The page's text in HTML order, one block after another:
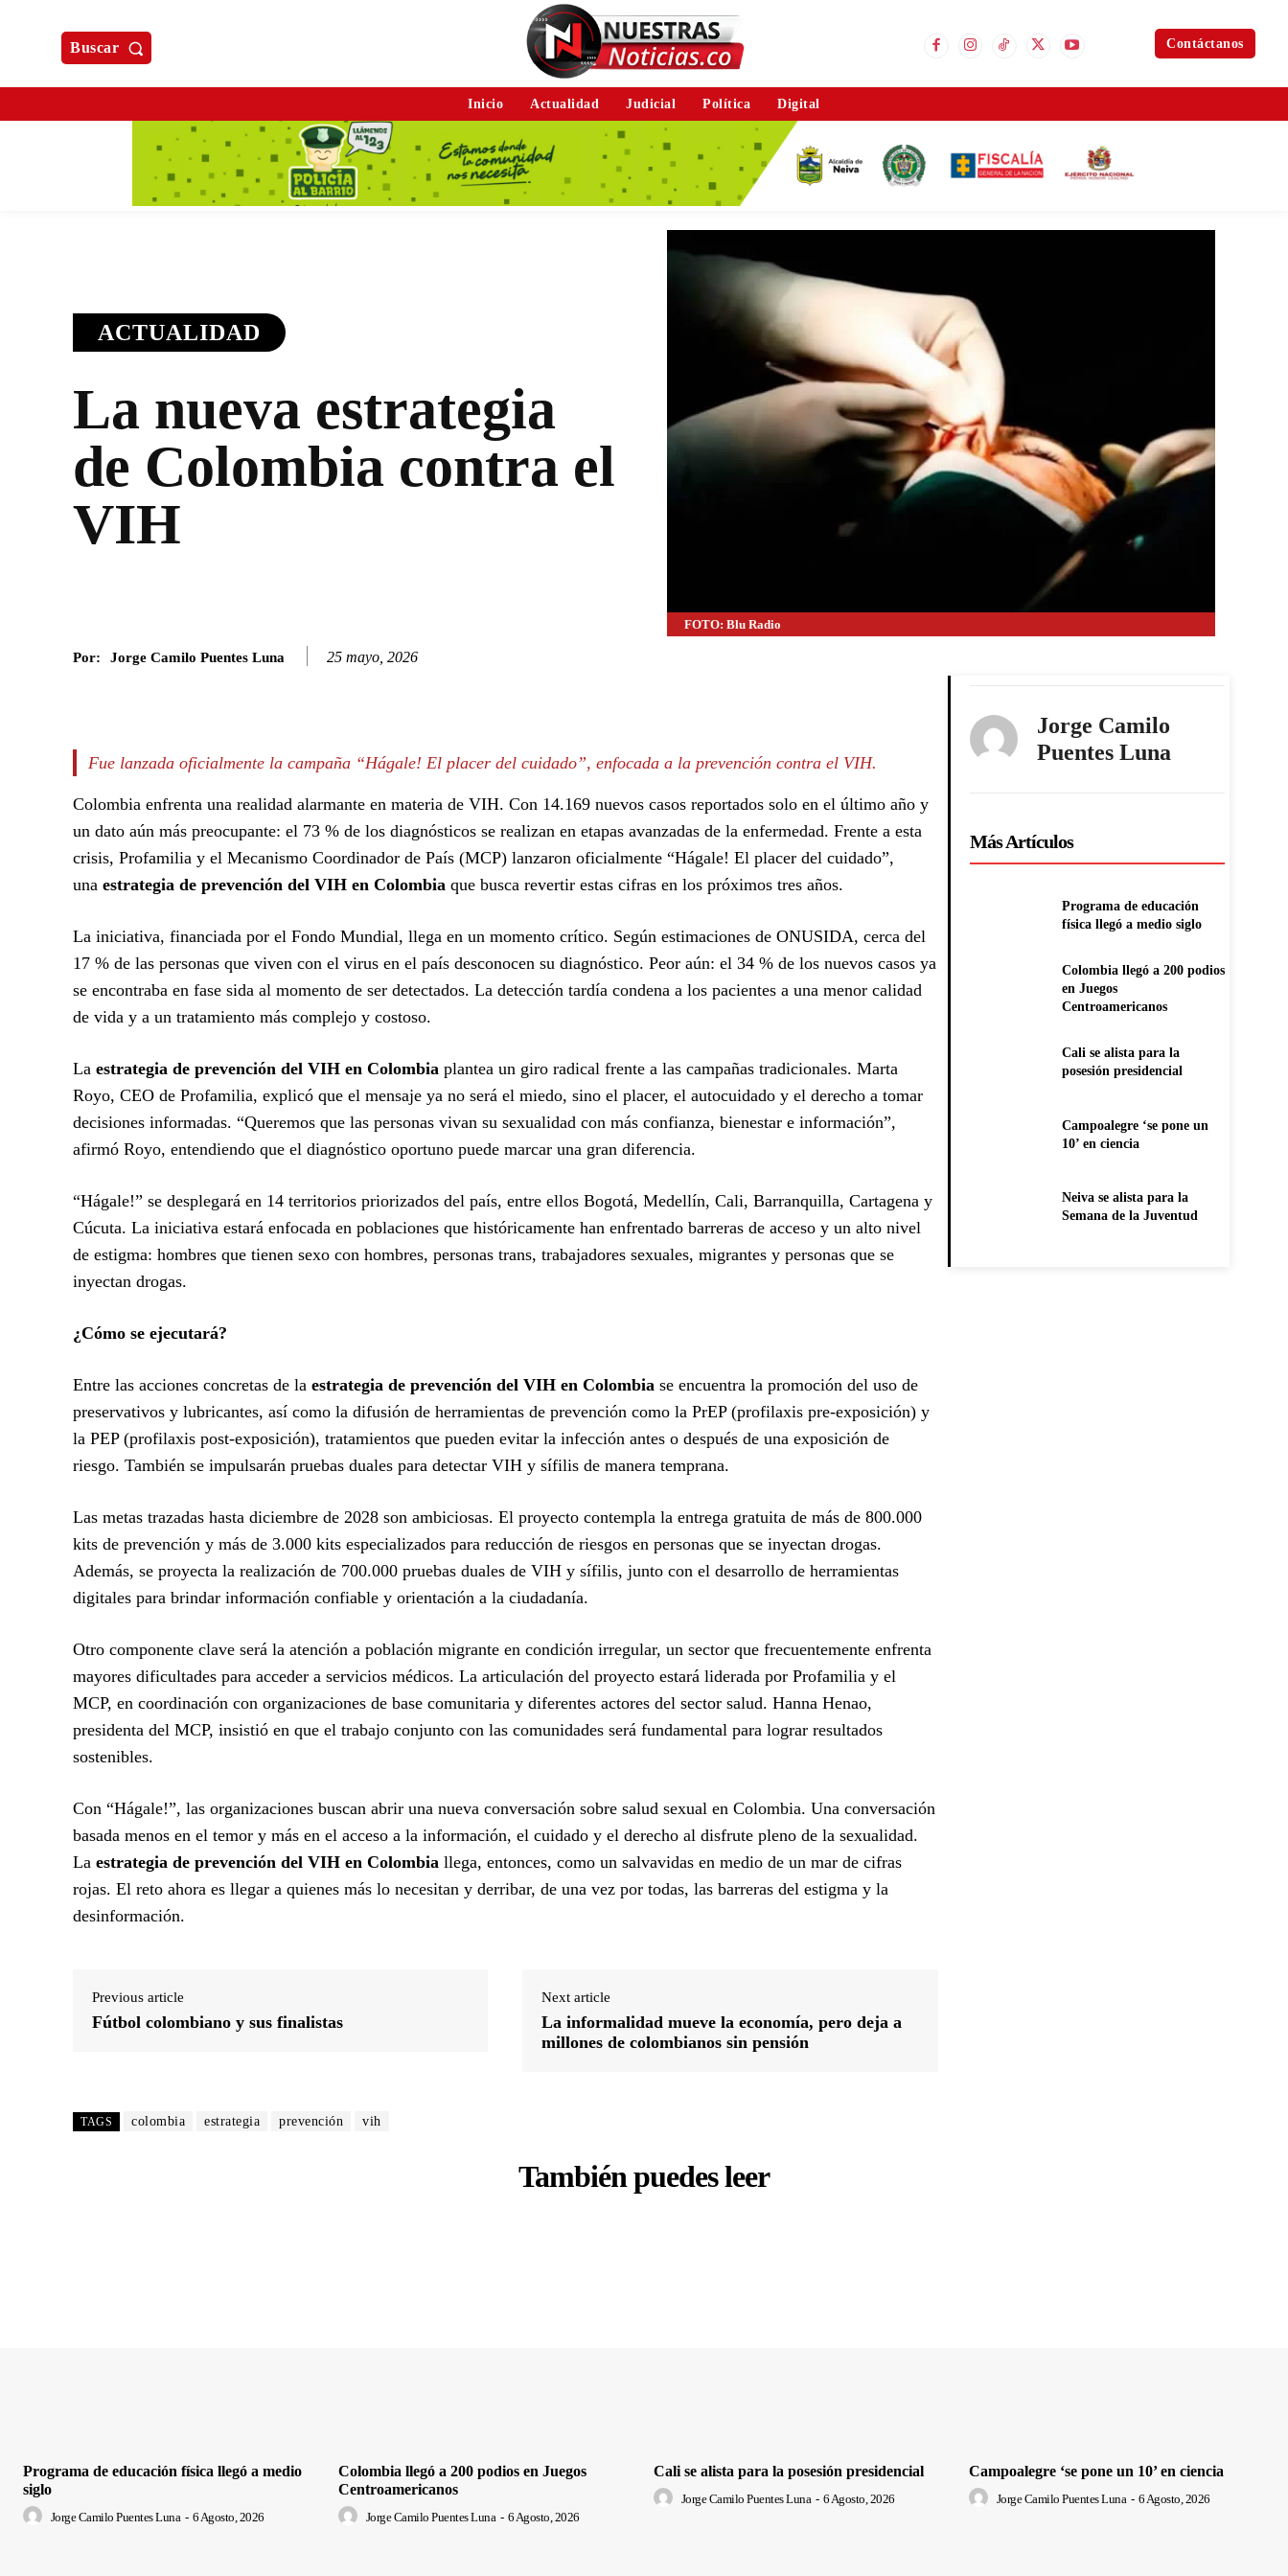
Buscar Contáctanos
Inicio Actualidad Judicial Política Digital
ACTUALIDAD
La nueva estrategia
de Colombia contra el
VIH
FOTO: Blu Radio
Por: Jorge Camilo Puentes Luna 25 mayo, 2026
Fue lanzada oficialmente la campaña “Hágale! El placer del cuidado”, enfocada a la prevención contra el VIH.
Colombia enfrenta una realidad alarmante en materia de VIH. Con 14.169 nuevos casos reportados solo en el último año y
un dato aún más preocupante: el 73 % de los diagnósticos se realizan en etapas avanzadas de la enfermedad. Frente a esta
crisis, Profamilia y el Mecanismo Coordinador de País (MCP) lanzaron oficialmente “Hágale! El placer del cuidado”,
una estrategia de prevención del VIH en Colombia que busca revertir estas cifras en los próximos tres años.
La iniciativa, financiada por el Fondo Mundial, llega en un momento crítico. Según estimaciones de ONUSIDA, cerca del
17 % de las personas que viven con el virus en el país desconocen su diagnóstico. Peor aún: el 34 % de los nuevos casos ya
se encontraba en fase sida al momento de ser detectados. La detección tardía condena a los pacientes a una menor calidad
de vida y a un tratamiento más complejo y costoso.
La estrategia de prevención del VIH en Colombia plantea un giro radical frente a las campañas tradicionales. Marta
Royo, CEO de Profamilia, explicó que el mensaje ya no será el miedo, sino el placer, el autocuidado y el derecho a tomar
decisiones informadas. “Queremos que las personas vivan su sexualidad con más confianza, bienestar e información”,
afirmó Royo, entendiendo que el diagnóstico oportuno puede marcar una gran diferencia.
“Hágale!” se desplegará en 14 territorios priorizados del país, entre ellos Bogotá, Medellín, Cali, Barranquilla, Cartagena y
Cúcuta. La iniciativa estará enfocada en poblaciones que históricamente han enfrentado barreras de acceso y un alto nivel
de estigma: hombres que tienen sexo con hombres, personas trans, trabajadores sexuales, migrantes y personas que se
inyectan drogas.
¿Cómo se ejecutará?
Entre las acciones concretas de la estrategia de prevención del VIH en Colombia se encuentra la promoción del uso de
preservativos y lubricantes, así como la difusión de herramientas de prevención como la PrEP (profilaxis pre-exposición) y
la PEP (profilaxis post-exposición), tratamientos que pueden evitar la infección antes o después de una exposición de
riesgo. También se impulsarán pruebas duales para detectar VIH y sífilis de manera temprana.
Las metas trazadas hasta diciembre de 2028 son ambiciosas. El proyecto contempla la entrega gratuita de más de 800.000
kits de prevención y más de 3.000 kits especializados para reducción de riesgos en personas que se inyectan drogas.
Además, se proyecta la realización de 700.000 pruebas duales de VIH y sífilis, junto con el desarrollo de herramientas
digitales para brindar información confiable y orientación a la ciudadanía.
Otro componente clave será la atención a población migrante en condición irregular, un sector que frecuentemente enfrenta
mayores dificultades para acceder a servicios médicos. La articulación del proyecto estará liderada por Profamilia y el
MCP, en coordinación con organizaciones de base comunitaria y diferentes actores del sector salud. Hanna Henao,
presidenta del MCP, insistió en que el trabajo conjunto con las comunidades será fundamental para lograr resultados
sostenibles.
Con “Hágale!”, las organizaciones buscan abrir una nueva conversación sobre salud sexual en Colombia. Una conversación
basada menos en el temor y más en el acceso a la información, el cuidado y el derecho al disfrute pleno de la sexualidad.
La estrategia de prevención del VIH en Colombia llega, entonces, como un salvavidas en medio de un mar de cifras
rojas. El reto ahora es llegar a quienes más lo necesitan y derribar, de una vez por todas, las barreras del estigma y la
desinformación.
Previous article
Fútbol colombiano y sus finalistas
Next article
La informalidad mueve la economía, pero deja a
millones de colombianos sin pensión
TAGS colombia estrategia prevención vih
Jorge Camilo
Puentes Luna
Más Artículos
Programa de educación
física llegó a medio siglo
Colombia llegó a 200 podios
en Juegos
Centroamericanos
Cali se alista para la
posesión presidencial
Campoalegre ‘se pone un
10’ en ciencia
Neiva se alista para la
Semana de la Juventud
También puedes leer
Programa de educación física llegó a medio
siglo
Jorge Camilo Puentes Luna - 6 Agosto, 2026
Colombia llegó a 200 podios en Juegos
Centroamericanos
Jorge Camilo Puentes Luna - 6 Agosto, 2026
Cali se alista para la posesión presidencial
Jorge Camilo Puentes Luna - 6 Agosto, 2026
Campoalegre ‘se pone un 10’ en ciencia
Jorge Camilo Puentes Luna - 6 Agosto, 2026